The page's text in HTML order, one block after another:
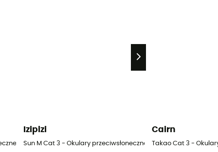
Izipizi
Sun M Cat 3 - Okulary przeciwsłoneczne
Cairn
Takao Cat 3 -